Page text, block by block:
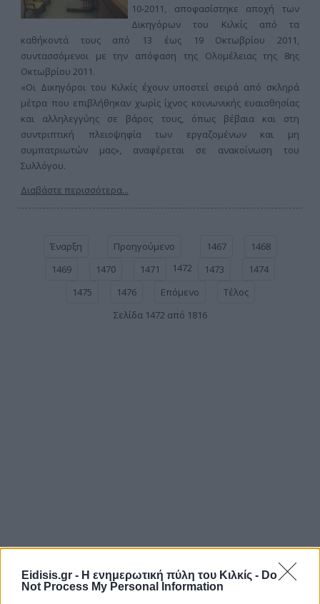
Eidisis.gr - Η ενημερωτική πύλη του Κιλκίς - Do
Not Process My Personal Information
10-2011, αποφασίστηκε αποχή των
Δικηγόρων του Κιλκίς από τα
καθήκοντά τους από 13 έως 19 Οκτωβρίου 2011,
συντασσόμενοι με την απόφαση της Ολομέλειας της 8ης
Οκτωβρίου 2011.
«Οι Δικηγόροι του Κιλκίς έχουν υποστεί σειρά από σκληρά
μέτρα που επιβλήθηκαν χωρίς ίχνος κοινωνικής ευαισθησίας
και αλληλεγγύης σε βάρος τους, όπως βέβαια και στη
συντριπτική πλειοψηφία των εργαζομένων και μη
συμπατριωτών μας», αναφέρεται σε ανακοίνωση του
Συλλόγου.
Διαβάστε περισσότερα...
Έναρξη Προηγούμενο 1467
1468
1469
1470 1471 1472 1473
1474
1475
1476 Επόμενο
Τέλος
Σελίδα 1472 από 1816